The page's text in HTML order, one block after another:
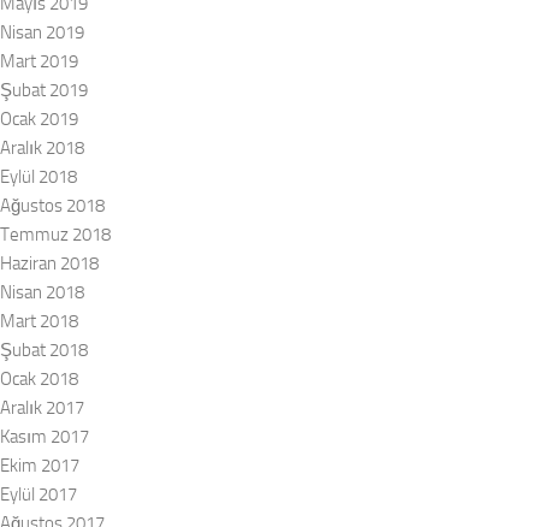
Nisan 2019
Mart 2019
Şubat 2019
Ocak 2019
Aralık 2018
Eylül 2018
Ağustos 2018
Temmuz 2018
Haziran 2018
Nisan 2018
Mart 2018
Şubat 2018
Ocak 2018
Aralık 2017
Kasım 2017
Ekim 2017
Eylül 2017